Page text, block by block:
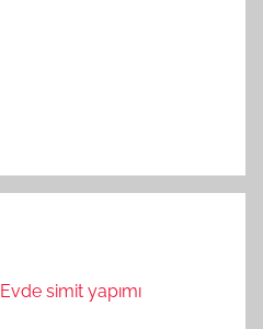
Evde simit yapımı